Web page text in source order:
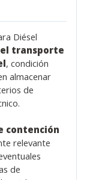
Diésel
el transporte
, condición
almacenar
de
contención
relevante
de